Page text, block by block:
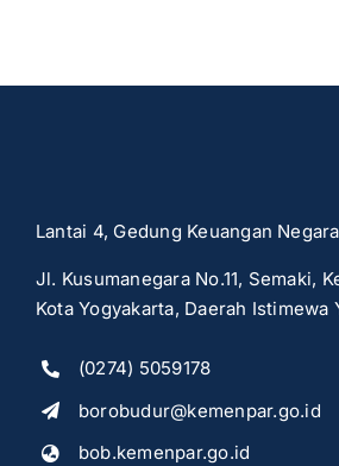
Lantai 4, Gedung Keuangan Negara
Jl. Kusumanegara No.11, Semaki,
Kota Yogyakarta, Daerah Istimewa
(0274) 5059178
borobudur@kemenpar.go.id
bob.kemenpar.go.id